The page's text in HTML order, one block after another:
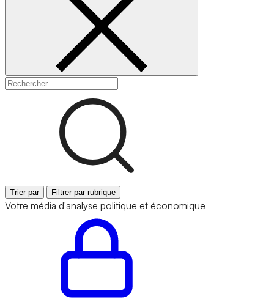
Trier par Filtrer par rubrique
Votre média d'analyse politique et économique